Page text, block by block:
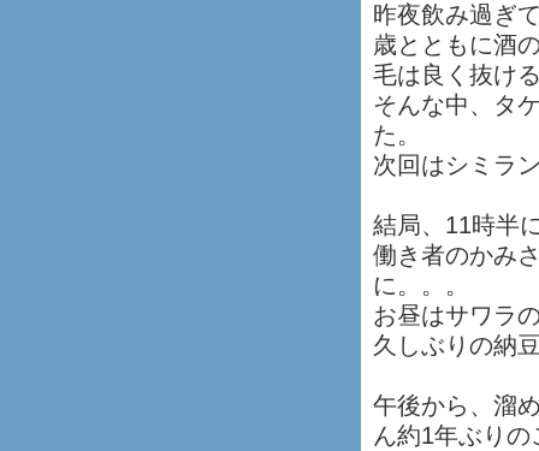
昨夜飲み過ぎ
歳とともに酒
毛は良く抜け
そんな中、タ
た。
次回はシミラ
結局、11時半
働き者のかみ
に。。。
お昼はサワラ
久しぶりの納
午後から、溜
ん約1年ぶりの